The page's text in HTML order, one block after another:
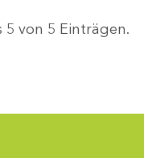
5 von 5 Einträgen.